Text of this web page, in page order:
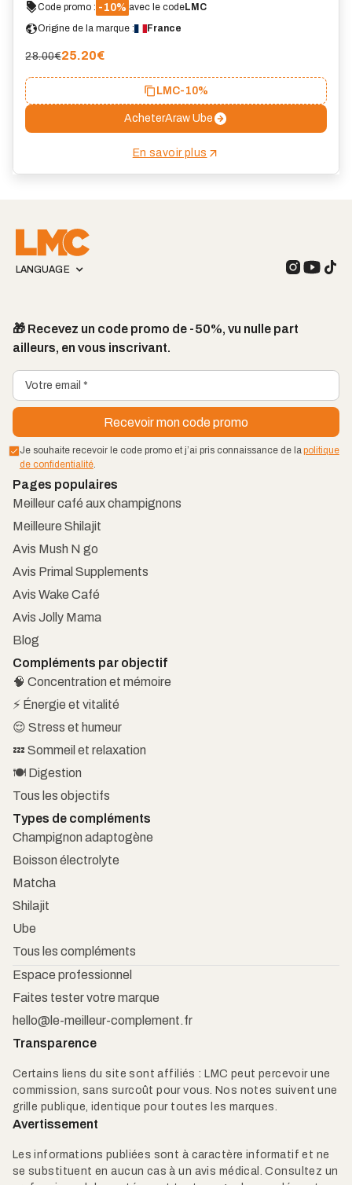
Code promo : -10% avec le codeLMC
Origine de la marque :
France
28.00€25.20€
LMC-10%
AcheterAraw Ube
En savoir plus
LANGUAGE
🎁 Recevez un code promo de -50%, vu nulle part
ailleurs, en vous inscrivant.
Je souhaite recevoir le code promo et j’ai pris connaissance de lapolitique
de confidentialité.
Pages populaires
Meilleur café aux champignons
Meilleure Shilajit
Avis Mush N go
Avis Primal Supplements
Avis Wake Café
Avis Jolly Mama
Blog
Compléments par objectif
🧠 Concentration et mémoire
⚡ Énergie et vitalité
😌 Stress et humeur
💤 Sommeil et relaxation
🍽️ Digestion
Tous les objectifs
Types de compléments
Champignon adaptogène
Boisson électrolyte
Matcha
Shilajit
Ube
Tous les compléments
Espace professionnel
Faites tester votre marque
hello@le-meilleur-complement.fr
Transparence
Certains liens du site sont affiliés : LMC peut percevoir une
commission, sans surcoût pour vous. Nos notes suivent une
grille publique, identique pour toutes les marques.
Avertissement
Les informations publiées sont à caractère informatif et ne
se substituent en aucun cas à un avis médical. Consultez un